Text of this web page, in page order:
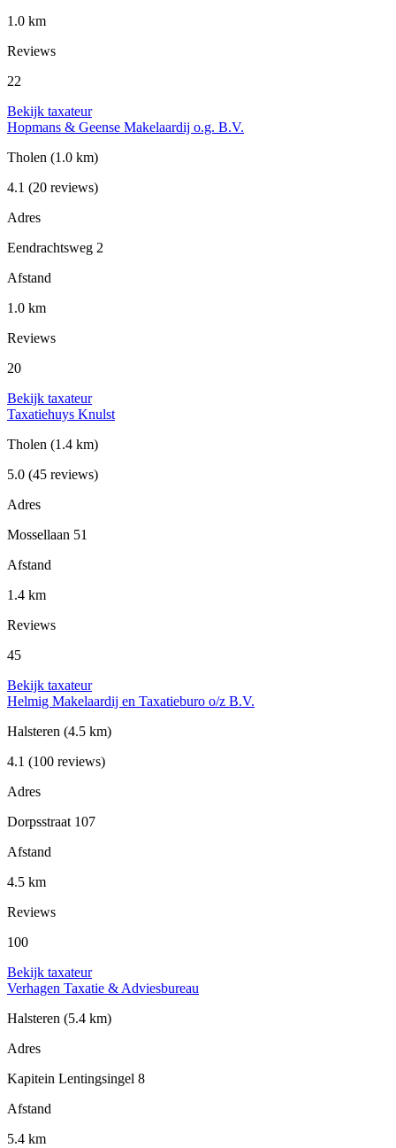
1.0 km
Reviews
22
Bekijk taxateur
Hopmans & Geense Makelaardij o.g. B.V.
Tholen (1.0 km)
4.1 (20 reviews)
Adres
Eendrachtsweg 2
Afstand
1.0 km
Reviews
20
Bekijk taxateur
Taxatiehuys Knulst
Tholen (1.4 km)
5.0 (45 reviews)
Adres
Mossellaan 51
Afstand
1.4 km
Reviews
45
Bekijk taxateur
Helmig Makelaardij en Taxatieburo o/z B.V.
Halsteren (4.5 km)
4.1 (100 reviews)
Adres
Dorpsstraat 107
Afstand
4.5 km
Reviews
100
Bekijk taxateur
Verhagen Taxatie & Adviesbureau
Halsteren (5.4 km)
Adres
Kapitein Lentingsingel 8
Afstand
5.4 km